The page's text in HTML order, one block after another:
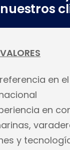
en
en
y